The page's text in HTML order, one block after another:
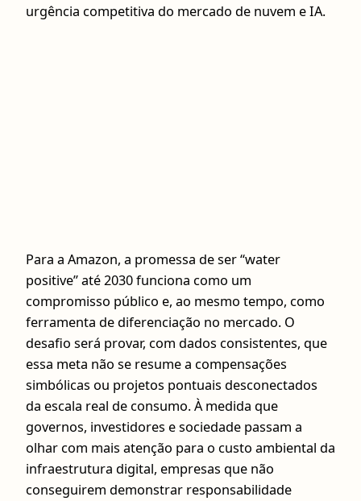
urgência competitiva do mercado de nuvem e IA.
Para a Amazon, a promessa de ser “water
positive” até 2030 funciona como um
compromisso público e, ao mesmo tempo, como
ferramenta de diferenciação no mercado. O
desafio será provar, com dados consistentes, que
essa meta não se resume a compensações
simbólicas ou projetos pontuais desconectados
da escala real de consumo. À medida que
governos, investidores e sociedade passam a
olhar com mais atenção para o custo ambiental da
infraestrutura digital, empresas que não
conseguirem demonstrar responsabilidade